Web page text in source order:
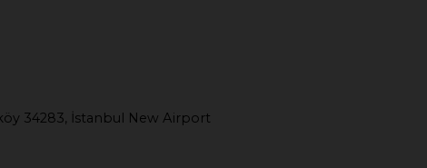
34283, İstanbul New Airport